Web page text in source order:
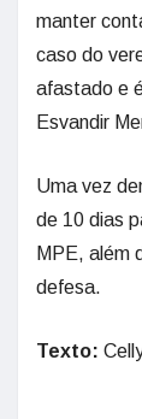
manter
caso do
afastado e
Esvandir
Uma vez
de 10 dias
MPE, além
defesa.
Texto: